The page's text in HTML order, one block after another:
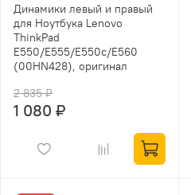
Динамики левый и правый
для Ноутбука Lenovo
ThinkPad
E550/E555/E550c/E560
(00HN428), оригинал
2 835 ₽
1 080 ₽